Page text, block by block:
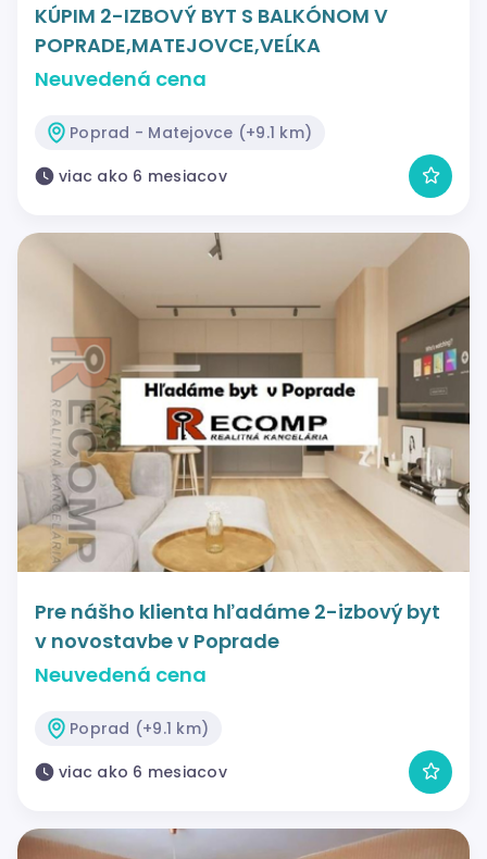
KÚPIM 2-IZBOVÝ BYT S BALKÓNOM V
POPRADE,MATEJOVCE,VEĹKA
Neuvedená cena
Poprad - Matejovce (+9.1 km)
viac ako 6 mesiacov
Pre nášho klienta hľadáme 2-izbový byt
v novostavbe v Poprade
Neuvedená cena
Poprad (+9.1 km)
viac ako 6 mesiacov